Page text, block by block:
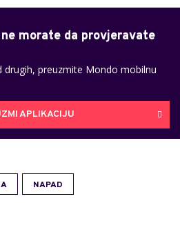
morate da provjeravate
preuzmite Mondo mobilnu
APLIKACIJU
NAPAD